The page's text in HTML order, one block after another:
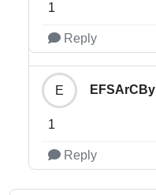
1
Reply
E EFSArCBy
1
Reply